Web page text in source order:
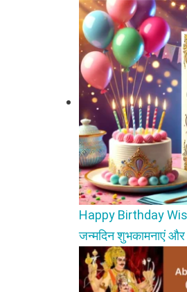
Happy Birthday
जन्मदिन शुभकामनाएं और